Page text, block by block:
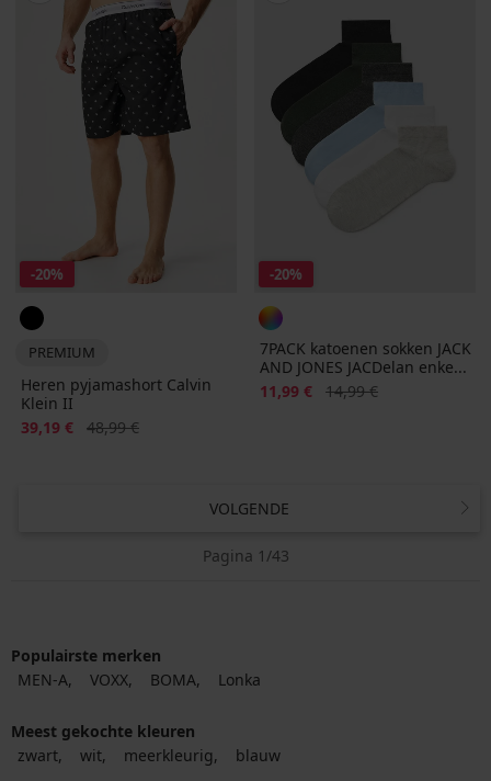
-20%
PREMIUM
Heren pyjamashort Calvin
Klein II
Korting
39,19 € Oorspronkelijke prijs
48,99 €
-20%
7PACK katoenen sokken JACK
AND JONES JACDelan enke...
Korting
11,99 € Oorspronkelijke prijs
14,99 €
VOLGENDE
Pagina 1/43
Populairste merken
MEN-A
VOXX BOMA Lonka
Meest gekochte kleuren
zwart
wit meerkleurig blauw